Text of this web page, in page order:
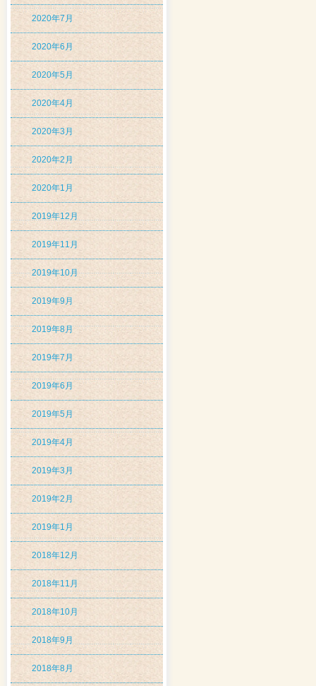
2020年7月
2020年6月
2020年5月
2020年4月
2020年3月
2020年2月
2020年1月
2019年12月
2019年11月
2019年10月
2019年9月
2019年8月
2019年7月
2019年6月
2019年5月
2019年4月
2019年3月
2019年2月
2019年1月
2018年12月
2018年11月
2018年10月
2018年9月
2018年8月